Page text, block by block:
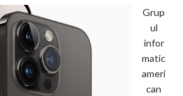
Grup
ul
infor
matic
ameri
can